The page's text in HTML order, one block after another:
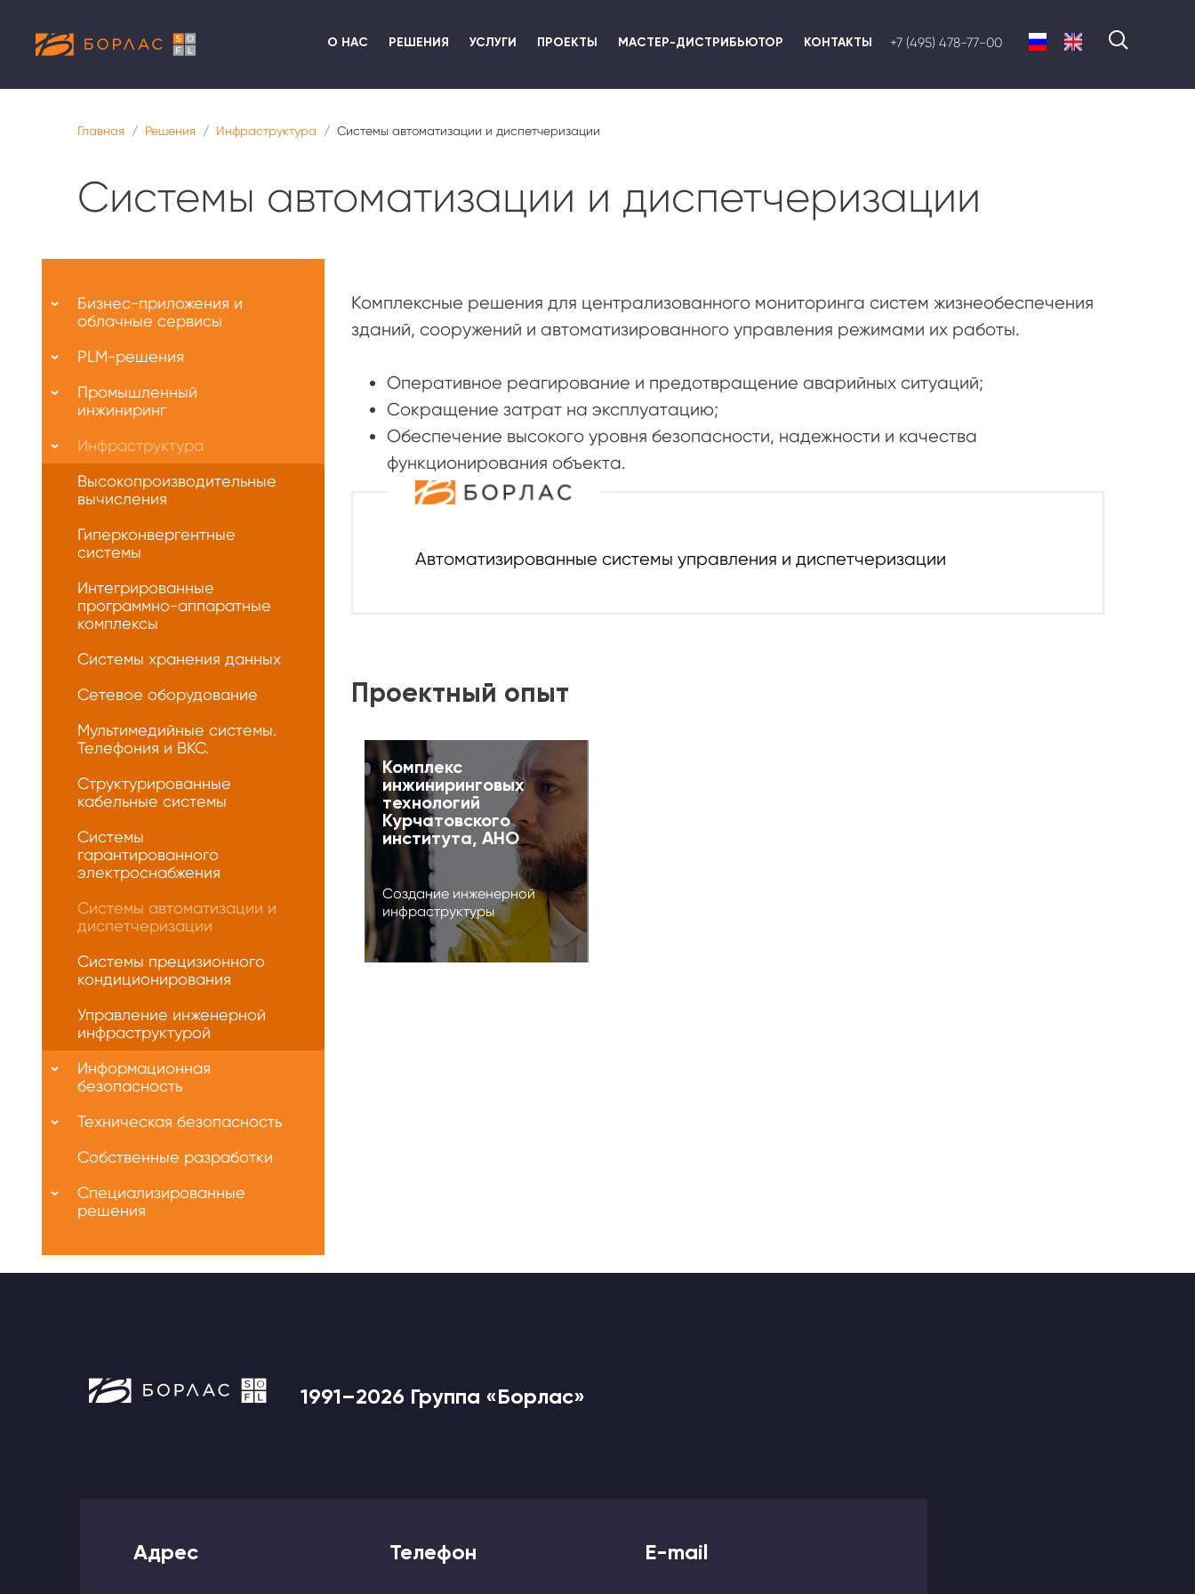
О НАС РЕШЕНИЯ УСЛУГИ ПРОЕКТЫ МАСТЕР-ДИСТРИБЬЮТОР КОНТАКТЫ +7 (495) 478-77-00
Главная Решения Инфраструктура Системы автоматизации и диспетчеризации
Системы автоматизации и диспетчеризации
Комплексные решения для централизованного мониторинга систем жизнеобеспечения
зданий, сооружений и автоматизированного управления режимами их работы.
Оперативное реагирование и предотвращение аварийных ситуаций;
Сокращение затрат на эксплуатацию;
Обеспечение высокого уровня безопасности, надежности и качества
функционирования объекта.
Автоматизированные системы управления и диспетчеризации
Проектный опыт
Комплекс
инжиниринговых
технологий
Курчатовского
института, АНО
Создание инженерной
инфраструктуры
нас
Бизнес-приложения и
облачные сервисы
PLM-решения
Промышленный
инжиниринг
Инфраструктура
Высокопроизводительные
вычисления
Гиперконвергентные
системы
Интегрированные
программно-аппаратные
комплексы
Системы хранения данных
Сетевое оборудование
Мультимедийные системы.
Телефония и ВКС.
Структурированные
кабельные системы
Системы
гарантированного
электроснабжения
Системы автоматизации и
диспетчеризации
Системы прецизионного
кондиционирования
Управление инженерной
инфраструктурой
Информационная
безопасность
Техническая безопасность
Собственные разработки
Специализированные
решения
1991–2026 Группа «Борлас»
Адрес Телефон E-mail